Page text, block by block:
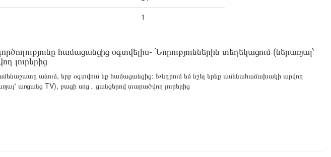
1
համացանցից օգտվելիս- Նորություններին տեղեկացում (ներառյալ՝
լուրերից
ամենաշատը անում, երբ օգտվում եք համացանցից։ Խնդրում եմ նշել երեք ամենահաճախակի արվող
առցանց TV), բացի սոց․ ցանցերով տարածվող լուրերից